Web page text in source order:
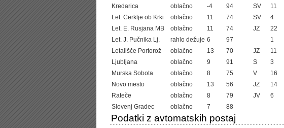
Kredarica
oblačno -4 94 SV 11
Let. Cerklje ob Krki
oblačno 11 74 SV 4
Let. E. Rusjana MB
oblačno 11 74 JZ 22
Let. J. Pučnika Lj.
rahlo dežuje 6 97 1
Letališče Portorož
oblačno 13 70 JZ 11
Ljubljana
oblačno 9 91 S 3
Murska Sobota
oblačno 8 75 V 16
Novo mesto
oblačno 13 56 JZ 14
Rateče
oblačno 8 79 JV 6
Slovenj Gradec
oblačno 7 88
Podatki z avtomatskih postaj